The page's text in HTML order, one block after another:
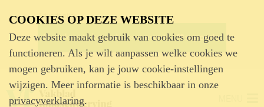
Advertentie
COOKIES OP DEZE WEBSITE
Deze website maakt gebruik van cookies om goed te
functioneren. Als je wilt aanpassen welke cookies we
mogen gebruiken, kan je jouw cookie-instellingen
wijzigen. Meer informatie is beschikbaar in onze
privacyverklaring.